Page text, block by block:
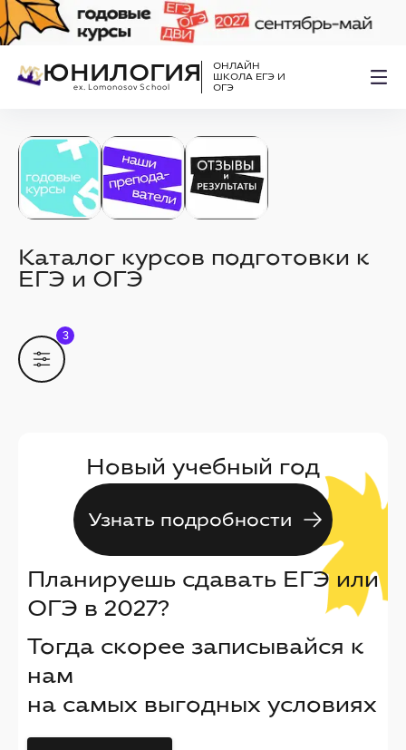
ЮНИЛОГИЯ
ex. Lomonosov School
ОНЛАЙН
ШКОЛА ЕГЭ И
ОГЭ
Каталог курсов подготовки к
ЕГЭ и ОГЭ
3
Новый учебный год
Узнать подробности
Планируешь сдавать ЕГЭ или
ОГЭ в 2027?
Тогда скорее записывайся к
нам
на самых выгодных условиях